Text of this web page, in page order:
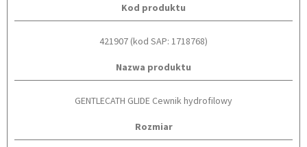
Kod produktu
421907 (kod SAP: 1718768)
Nazwa produktu
GENTLECATH GLIDE Cewnik hydrofilowy
Rozmiar